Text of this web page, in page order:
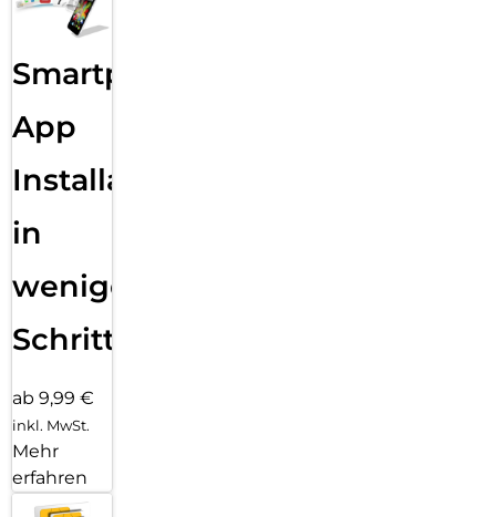
Smartphone
App
Installation
in
wenigen
Schritten
ab 9,99 €
inkl. MwSt.
Mehr
erfahren